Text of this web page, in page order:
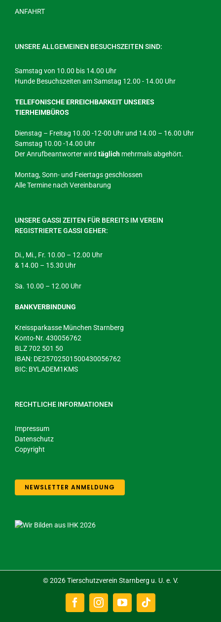
ANFAHRT
UNSERE ALLGEMEINEN BESUCHSZEITEN SIND:
Samstag von 10.00 bis 14.00 Uhr
Hunde Besuchszeiten am Samstag 12.00 - 14.00 Uhr
TELEFONISCHE ERREICHBARKEIT UNSERES
TIERHEIMBÜROS
Dienstag – Freitag 10.00 -12-00 Uhr und 14.00 – 16.00 Uhr
Samstag 10.00 -14.00 Uhr
Der Anrufbeantworter wird täglich mehrmals abgehört.
Montag, Sonn- und Feiertags geschlossen
Alle Termine nach Vereinbarung
UNSERE GASSI ZEITEN FÜR BEREITS IM VEREIN
REGISTRIERTE GASSI GEHER:
Di., Mi., Fr. 10.00 – 12.00 Uhr
& 14.00 – 15.30 Uhr
Sa. 10.00 – 12.00 Uhr
BANKVERBINDUNG
Kreissparkasse München Starnberg
Konto-Nr. 430056762
BLZ 702 501 50
IBAN: DE25702501500430056762
BIC: BYLADEM1KMS
RECHTLICHE INFORMATIONEN
Impressum
Datenschutz
Copyright
NEWSLETTER ANMELDUNG
©2026 Tierschutzverein Starnberg u. U. e. V.
FacebookInstagramYouTubeTiktok